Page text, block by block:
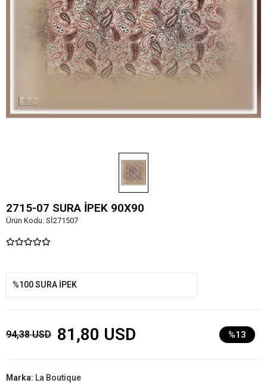
2715-07 SURA İPEK 90X90
Ürün Kodu: Sİ271507
%100 SURA İPEK
94,38 USD 81,80 USD %13
Marka: La Boutique